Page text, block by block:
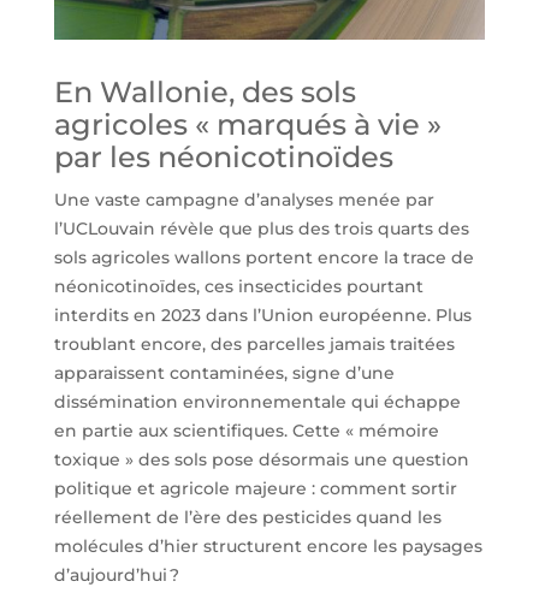
En Wallonie, des sols
agricoles « marqués à vie »
par les néonicotinoïdes
Une vaste campagne d’analyses menée par
l’UCLouvain révèle que plus des trois quarts des
sols agricoles wallons portent encore la trace de
néonicotinoïdes, ces insecticides pourtant
interdits en 2023 dans l’Union européenne. Plus
troublant encore, des parcelles jamais traitées
apparaissent contaminées, signe d’une
dissémination environnementale qui échappe
en partie aux scientifiques. Cette « mémoire
toxique » des sols pose désormais une question
politique et agricole majeure : comment sortir
réellement de l’ère des pesticides quand les
molécules d’hier structurent encore les paysages
d’aujourd’hui ?